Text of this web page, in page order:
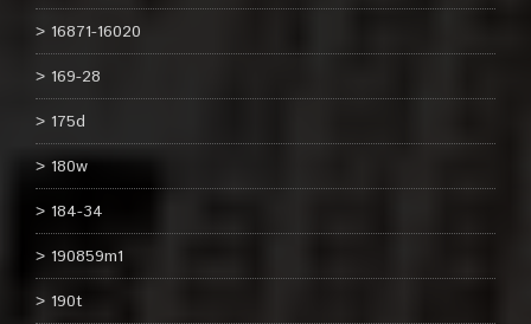
16871-16020
169-28
175d
180w
184-34
190859m1
190t